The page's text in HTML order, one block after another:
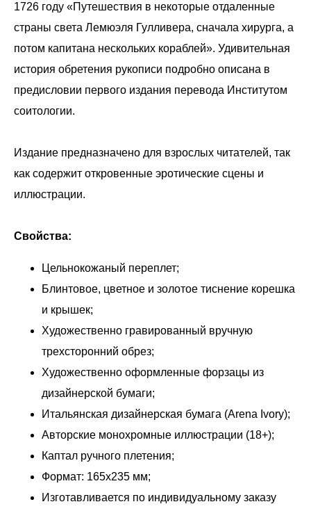
1726 году «Путешествия в некоторые отдаленные
страны света Лемюэля Гулливера, сначала хирурга, а
потом капитана нескольких кораблей». Удивительная
история обретения рукописи подробно описана в
предисловии первого издания перевода Институтом
соитологии.
Издание предназначено для взрослых читателей, так
как содержит откровенные эротические сцены и
иллюстрации.
Свойства:
Цельнокожаный переплет;
Блинтовое, цветное и золотое тиснение корешка
и крышек;
Художественно гравированный вручную
трехсторонний обрез;
Художественно оформленные форзацы из
дизайнерской бумаги;
Итальянская дизайнерская бумага (Arena Ivory);
Авторские монохромные иллюстрации (18+);
Каптал ручного плетения;
Формат: 165х235 мм;
Изготавливается по индивидуальному заказу